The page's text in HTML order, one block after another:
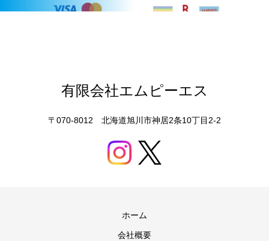
有限会社エムピーエス
〒070-8012 北海道旭川市神居2条10丁目2-2
ホーム
会社概要